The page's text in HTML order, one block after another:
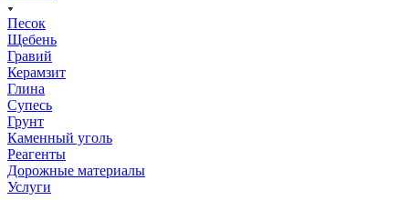
Песок
Щебень
Гравий
Керамзит
Глина
Супесь
Грунт
Каменный уголь
Реагенты
Дорожные материалы
Услуги